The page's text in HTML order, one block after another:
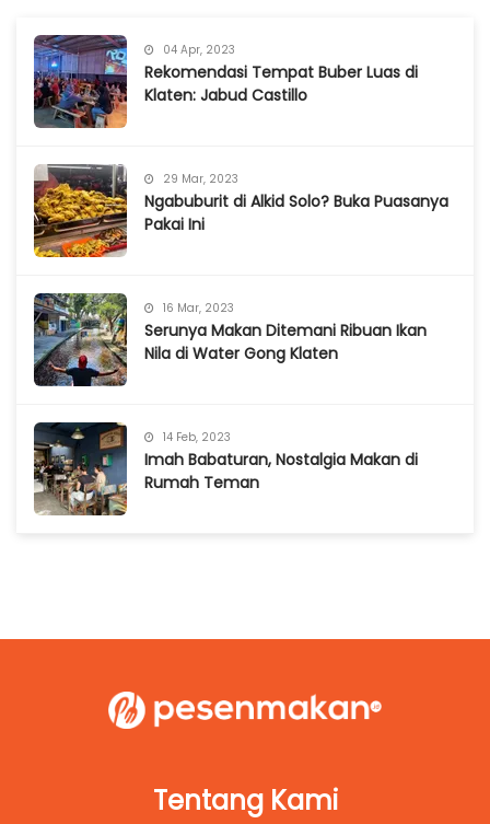
04 Apr, 2023
Rekomendasi Tempat Buber Luas di
Klaten: Jabud Castillo
29 Mar, 2023
Ngabuburit di Alkid Solo? Buka Puasanya
Pakai Ini
16 Mar, 2023
Serunya Makan Ditemani Ribuan Ikan
Nila di Water Gong Klaten
14 Feb, 2023
Imah Babaturan, Nostalgia Makan di
Rumah Teman
Tentang Kami